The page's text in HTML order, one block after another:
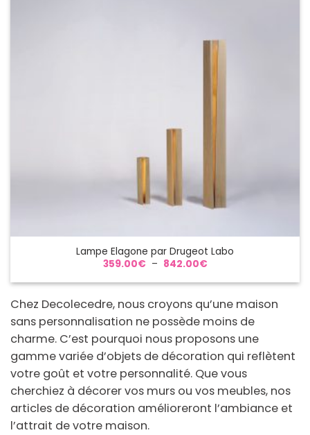
Lampe Elagone par Drugeot Labo
359.00€ – 842.00€Plage
prix :
à
842.00€
Chez Decolecedre, nous croyons qu’une maison
sans personnalisation ne possède moins de
charme. C’est pourquoi nous proposons une
gamme variée d’objets de décoration qui reflètent
votre goût et votre personnalité. Que vous
cherchiez à décorer vos murs ou vos meubles, nos
articles de décoration amélioreront l’ambiance et
l’attrait de votre maison.